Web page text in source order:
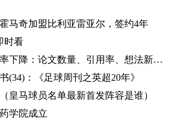
马奇加盟比利亚雷亚尔，签约4年
时看
获诺贝尔奖后科研效率下降：论文数量、引用率、想法新颖程度都下降_世界实时
(34)：《足球周刊之英超20年》
皇马球员名单最新首发阵容是谁）
学院成立